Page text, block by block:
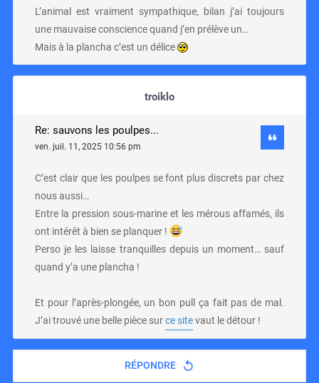
L’animal est vraiment sympathique, bilan j’ai toujours
une mauvaise conscience quand j’en prélève un…
Mais à la plancha c’est un délice
troiklo
Re: sauvons les poulpes...
ven. juil. 11, 2025 10:56 pm
C’est clair que les poulpes se font plus discrets par chez
nous aussi…
Entre la pression sous-marine et les mérous affamés, ils
ont intérêt à bien se planquer !
Perso je les laisse tranquilles depuis un moment… sauf
quand y’a une plancha !
Et pour l’après-plongée, un bon pull ça fait pas de mal.
J’ai trouvé une belle pièce surce sitevaut le détour !
RÉPONDRE